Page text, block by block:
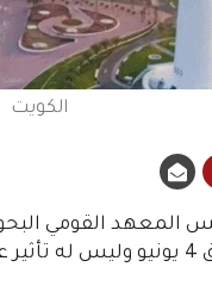
الكويت
المعهد القومي